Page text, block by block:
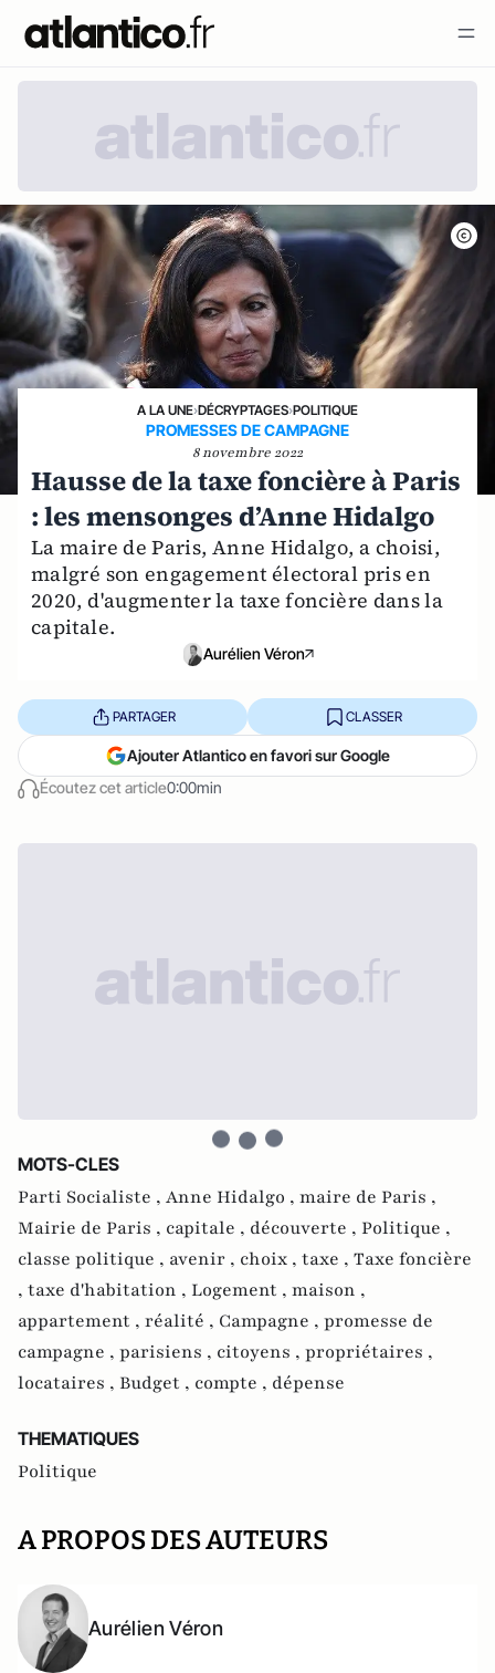
A LA UNE›DÉCRYPTAGES›POLITIQUE
PROMESSES DE CAMPAGNE
8 novembre 2022
Hausse de la taxe foncière à Paris
: les mensonges d’Anne Hidalgo
La maire de Paris, Anne Hidalgo, a choisi,
malgré son engagement électoral pris en
2020, d'augmenter la taxe foncière dans la
capitale.
Aurélien Véron
Écoutez cet article0:00min
PARTAGER CLASSER
Ajouter Atlantico en favori sur Google
MOTS-CLES
Parti Socialiste , Anne Hidalgo , maire de Paris ,
Mairie de Paris , capitale , découverte , Politique ,
classe politique , avenir , choix , taxe , Taxe foncière
, taxe d'habitation , Logement , maison ,
appartement , réalité , Campagne , promesse de
campagne , parisiens , citoyens , propriétaires ,
locataires , Budget , compte , dépense
THEMATIQUES
Politique
A PROPOS DES AUTEURS
Aurélien Véron